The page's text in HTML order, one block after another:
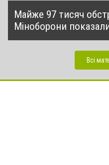
Майже 97 тисяч
Міноборони
Всі